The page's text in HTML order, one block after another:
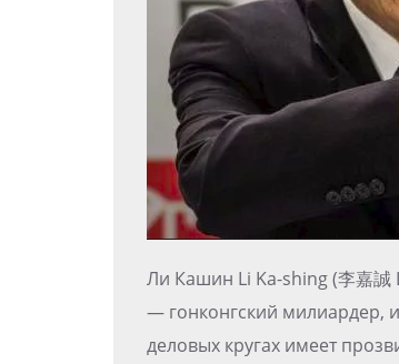
Ли Кашин Li Ka-shing (李嘉
— гонконгский милиардер,
деловых кругах имеет